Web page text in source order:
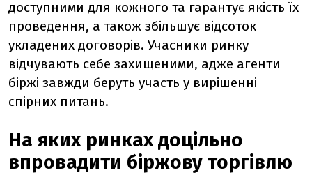
доступними для кожного та гарантує якість їх
проведення, а також збільшує відсоток
укладених договорів. Учасники ринку
відчувають себе захищеними, адже агенти
біржі завжди беруть участь у вирішенні
спірних питань.
На яких ринках доцільно
впровадити біржову торгівлю